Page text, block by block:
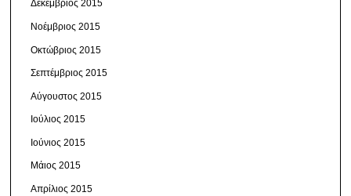
Δεκέμβριος 2015
Νοέμβριος 2015
Οκτώβριος 2015
Σεπτέμβριος 2015
Αύγουστος 2015
Ιούλιος 2015
Ιούνιος 2015
Μάιος 2015
Απρίλιος 2015